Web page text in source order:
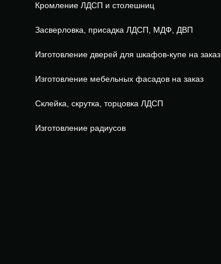
Кромление ЛДСП и столешниц
Засверловка, присадка ЛДСП, МДФ, ДВП
Изготовление дверей для шкафов-купе на заказ
Изготовление мебельных фасадов на заказ
Склейка, скрутка, торцовка ЛДСП
Изготовление радиусов